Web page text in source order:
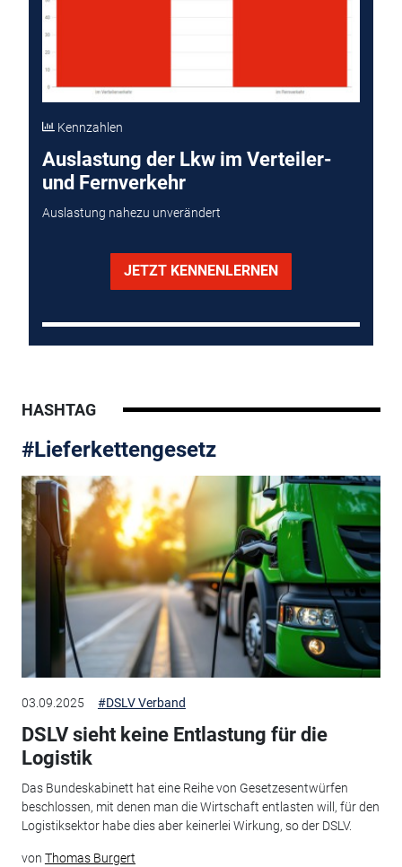
Kennzahlen
Auslastung der Lkw im Verteiler-
und Fernverkehr
Auslastung nahezu unverändert
JETZT KENNENLERNEN
HASHTAG
#Lieferkettengesetz
03.09.2025 #DSLV Verband
DSLV sieht keine Entlastung für die
Logistik
Das Bundeskabinett hat eine Reihe von Gesetzesentwürfen
beschlossen, mit denen man die Wirtschaft entlasten will, für den
Logistiksektor habe dies aber keinerlei Wirkung, so der DSLV.
von Thomas Burgert